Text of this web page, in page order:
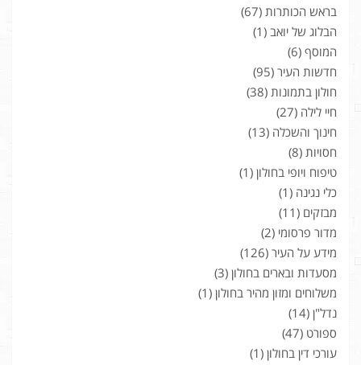
בראש הכותרות (67)
הבלוג של יואב (1)
המוסף (6)
חדשות העיר (95)
חולון בתמונות (38)
חיי לילה (27)
חינוך והשכלה (13)
חסויות (8)
טיפוח ויופי בחולון (1)
כלי נגינה (1)
מבזקים (11)
מדור פרסומי (2)
מידע על העיר (126)
מסעדות ובארים בחולון (3)
משלוחים ומזון מהיר בחולון (1)
נדל"ן (14)
ספורט (47)
עורכי דין בחולון (1)